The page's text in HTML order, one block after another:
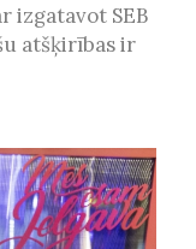
izgatavot SEB
atšķirības ir